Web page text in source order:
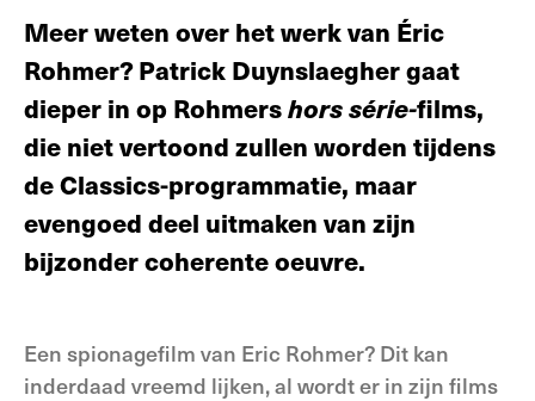
Meer weten over het werk van Éric
Rohmer? Patrick Duynslaegher gaat
dieper in op Rohmershors série-films,
die niet vertoond zullen worden tijdens
de Classics-programmatie, maar
evengoed deel uitmaken van zijn
bijzonder coherente oeuvre.
Een spionagefilm van Eric Rohmer? Dit kan
inderdaad vreemd lijken, al wordt er in zijn films